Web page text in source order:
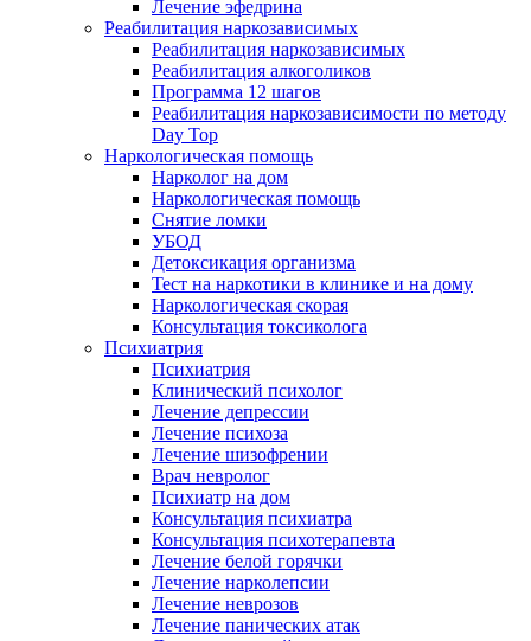
Лечение эфедрина
Реабилитация наркозависимых
Реабилитация наркозависимых
Реабилитация алкоголиков
Программа 12 шагов
Реабилитация наркозависимости по методу
Day Top
Наркологическая помощь
Нарколог на дом
Наркологическая помощь
Снятие ломки
УБОД
Детоксикация организма
Тест на наркотики в клинике и на дому
Наркологическая скорая
Консультация токсиколога
Психиатрия
Психиатрия
Клинический психолог
Лечение депрессии
Лечение психоза
Лечение шизофрении
Врач невролог
Психиатр на дом
Консультация психиатра
Консультация психотерапевта
Лечение белой горячки
Лечение нарколепсии
Лечение неврозов
Лечение панических атак